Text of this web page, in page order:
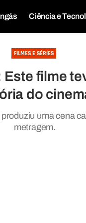
Ciência e
FILMES E SÉRIES
filme
do
uma cena
metragem.